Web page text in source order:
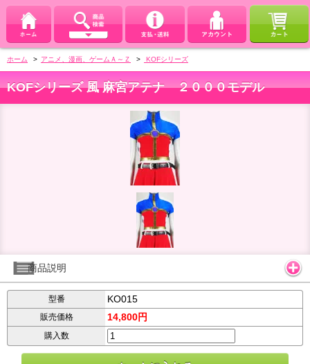
ホーム > アニメ、漫画、ゲームＡ～Ｚ > KOFシリーズ
KOFシリーズ 風 麻宮アテナ ２０００モデル
商品説明
型番 KO015
販売価格 14,800円
購入数